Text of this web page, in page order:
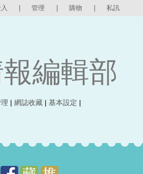
管理 購物 私訊
編輯部
| 網誌收藏 | 基本設定 |